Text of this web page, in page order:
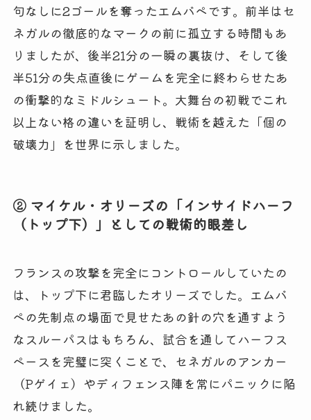
句なしに2ゴールを奪ったエムバペです。前半はセ
ネガルの徹底的なマークの前に孤立する時間もあ
りましたが、後半21分の一瞬の裏抜け、そして後
半51分の失点直後にゲームを完全に終わらせたあ
の衝撃的なミドルシュート。大舞台の初戦でこれ
以上ない格の違いを証明し、戦術を越えた「個の
破壊力」を世界に示しました。
② マイケル・オリーズの「インサイドハーフ
（トップ下）」としての戦術的眼差し
フランスの攻撃を完全にコントロールしていたの
は、トップ下に君臨したオリーズでした。エムバ
ペの先制点の場面で見せたあの針の穴を通すよう
なスルーパスはもちろん、試合を通してハーフス
ペースを完璧に突くことで、セネガルのアンカー
（Pゲイェ）やディフェンス陣を常にパニックに陥
れ続けました。